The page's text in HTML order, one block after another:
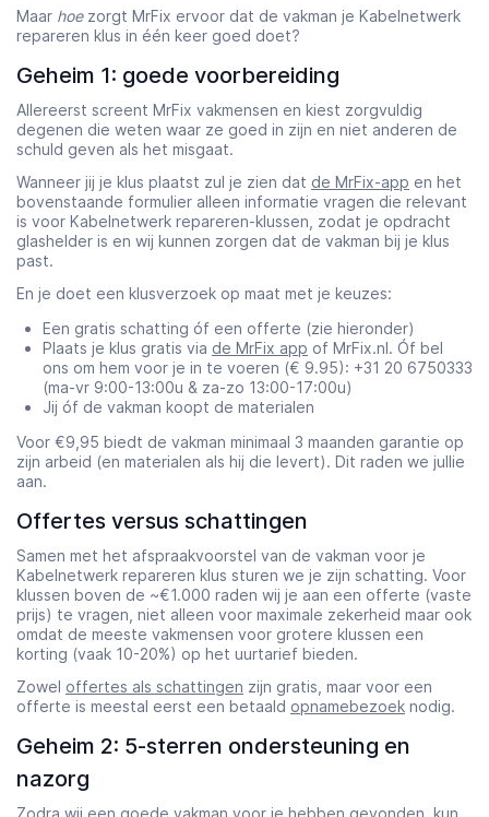
Maar hoezorgt MrFix ervoor dat de vakman je Kabelnetwerk
repareren klus in één keer goed doet?
Geheim 1: goede voorbereiding
Allereerst screent MrFix vakmensen en kiest zorgvuldig
degenen die weten waar ze goed in zijn en niet anderen de
schuld geven als het misgaat.
Wanneer jij je klus plaatst zul je zien dat de MrFix-app en het
bovenstaande formulier alleen informatie vragen die relevant
is voor Kabelnetwerk repareren-klussen, zodat je opdracht
glashelder is en wij kunnen zorgen dat de vakman bij je klus
past.
En je doet een klusverzoek op maat met je keuzes:
Een gratis schatting óf een offerte (zie hieronder)
Plaats je klus gratis via de MrFix app of MrFix.nl. Óf bel
ons om hem voor je in te voeren (€ 9.95): +31 20 6750333
(ma-vr 9:00-13:00u & za-zo 13:00-17:00u)
Jij óf de vakman koopt de materialen
Voor €9,95 biedt de vakman minimaal 3 maanden garantie op
zijn arbeid (en materialen als hij die levert). Dit raden we jullie
aan.
Offertes versus schattingen
Samen met het afspraakvoorstel van de vakman voor je
Kabelnetwerk repareren klus sturen we je zijn schatting. Voor
klussen boven de ~€1.000 raden wij je aan een offerte (vaste
prijs) te vragen, niet alleen voor maximale zekerheid maar ook
omdat de meeste vakmensen voor grotere klussen een
korting (vaak 10-20%) op het uurtarief bieden.
Zowel offertes als schattingen zijn gratis, maar voor een
offerte is meestal eerst een betaald opnamebezoek nodig.
Geheim 2: 5-sterren ondersteuning en
nazorg
Zodra wij een goede vakman voor je hebben gevonden, kun